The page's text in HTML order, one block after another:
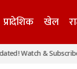
प्रादेशिक खेल
झारखण्ड
& Subscribe to our